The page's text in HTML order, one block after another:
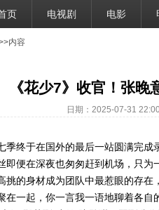
页 电视剧 电影
内容
《花少7》收官！张晚
日期：2025-07-31
季终于在国外的最后一站圆满完
便在深夜也匆匆赶到机场，只为
挑的身材成为团队中最惹眼的存
在一起，你一言我一语地聊着各自